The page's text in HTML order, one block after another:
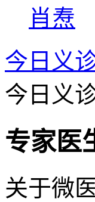
肖焘
今日义
今日义
专家医
关于微